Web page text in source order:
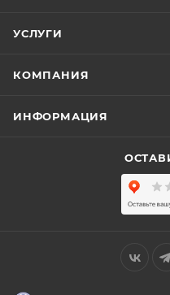
УСЛУГИ
КОМПАНИЯ
ИНФОРМАЦИЯ